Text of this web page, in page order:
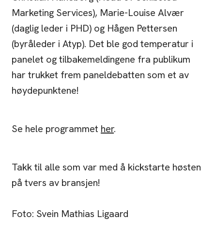
Marketing Services), Marie-Louise Alvær
(daglig leder i PHD) og Hågen Pettersen
(byråleder i Atyp). Det ble god temperatur i
panelet og tilbakemeldingene fra publikum
har trukket frem paneldebatten som et av
høydepunktene!
Se hele programmet her.
Takk til alle som var med å kickstarte høsten
på tvers av bransjen!
Foto: Svein Mathias Ligaard